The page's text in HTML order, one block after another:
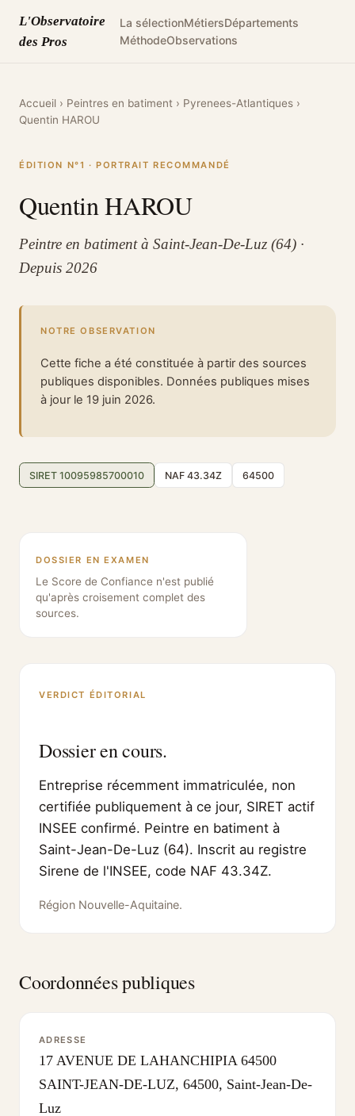
L'Observatoire
des Pros
La sélectionMétiersDépartements
MéthodeObservations
Accueil › Peintres en batiment › Pyrenees-Atlantiques ›
Quentin HAROU
ÉDITION N°1 · PORTRAIT RECOMMANDÉ
Quentin HAROU
Peintre en batiment à Saint-Jean-De-Luz (64) ·
Depuis 2026
NOTRE OBSERVATION
Cette fiche a été constituée à partir des sources
publiques disponibles. Données publiques mises
à jour le 19 juin 2026.
SIRET 10095985700010 NAF 43.34Z 64500
DOSSIER EN EXAMEN
Le Score de Confiance n'est publié
qu'après croisement complet des
sources.
VERDICT ÉDITORIAL
Dossier en cours.
Entreprise récemment immatriculée, non
certifiée publiquement à ce jour, SIRET actif
INSEE confirmé. Peintre en batiment à
Saint-Jean-De-Luz (64). Inscrit au registre
Sirene de l'INSEE, code NAF 43.34Z.
Région Nouvelle-Aquitaine.
Coordonnées publiques
ADRESSE
17 AVENUE DE LAHANCHIPIA 64500
SAINT-JEAN-DE-LUZ, 64500, Saint-Jean-De-
Luz